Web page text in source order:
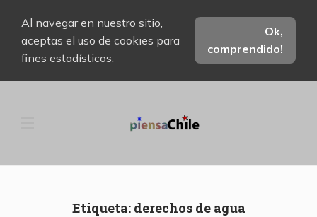
Al navegar en nuestro sitio,
aceptas el uso de cookies para
fines estadísticos.
Ok,
comprendido!
Etiqueta: derechos de agua